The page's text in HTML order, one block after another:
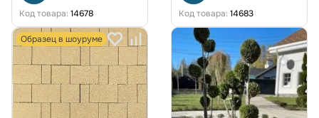
Код товара: 14678
Код товара: 14683
Образец в шоуруме